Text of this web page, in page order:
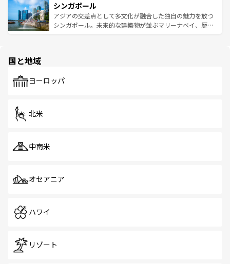
参照してほしい。
激する。気候は一年中温暖で、どの季節にも異なる楽しみ
が待っている。親しみやすいタイの人々、仏教を中心とし
た文化、そして多様な観光資源が、訪れる旅人を魅了し続
み、どこを訪れても感動するはず。観光スポットが密集し
ており、効率よく見どころを回れるのも魅力。息をのむよ
うな絶景から文化的な体験まで、香港を存分に楽しみ尽く
シンガポール
アジアの交差点として多文化が融合した独自の魅力を放つ
シンガポール。未来的な建築物が並ぶマリーナベイ、歴史
で、ホーカーズは地元の風情を楽しめる外せないスポット
国と地域
ヨーロッパ
北米
中南米
オセアニア
ハワイ
リゾート